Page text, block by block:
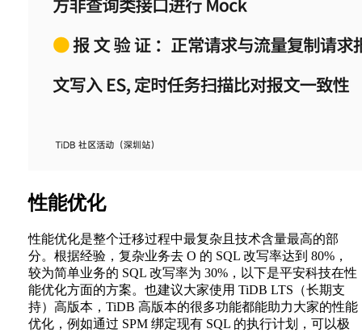
性能优化
性能优化是整个迁移过程中最复杂且技术含量最高的部
分。根据经验，复杂业务去 O 的 SQL 改写率达到 80%，
较为简单业务的 SQL 改写率为 30%，以下是平安科技在性
能优化方面的方案。也建议大家使用 TiDB LTS（长期支
持）高版本，TiDB 高版本的很多功能都能助力大家的性能
优化，例如通过 SPM 绑定现有 SQL 的执行计划，可以极